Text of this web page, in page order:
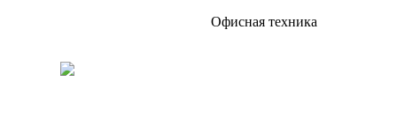
Офисная техника